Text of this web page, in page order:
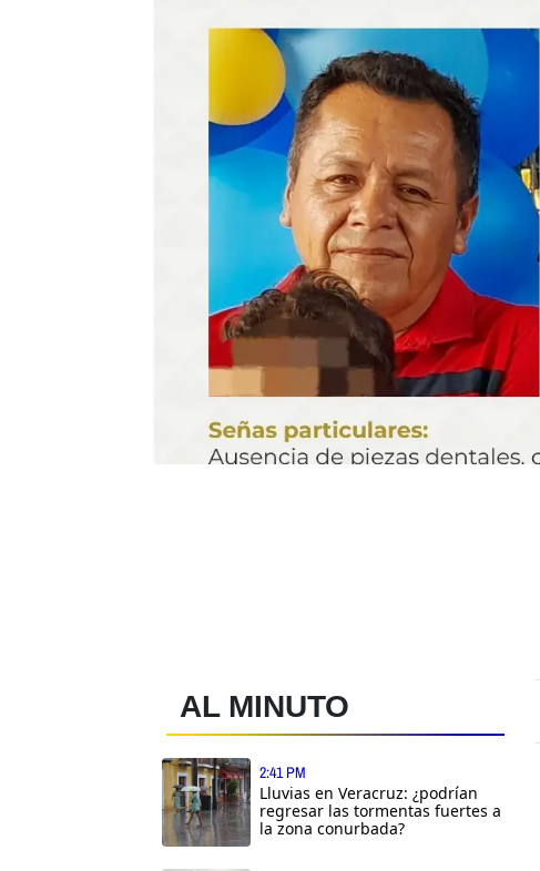
AL MINUTO
2:41 PM
Lluvias en Veracruz: ¿podrían
regresar las tormentas fuertes a
la zona conurbada?